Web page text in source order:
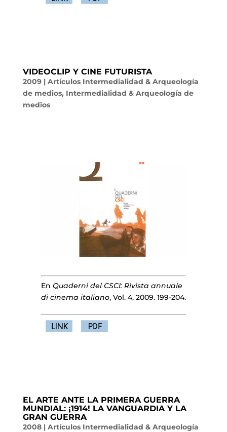
VIDEOCLIP Y CINE FUTURISTA
2009| Artículos Intermedialidad & Arqueología
de medios, Intermedialidad & Arqueología de
medios
En Quaderni del CSCI: Rivista annuale
di cinema italiano, Vol. 4, 2009. 199-204.
EL ARTE ANTE LA PRIMERA GUERRA
MUNDIAL: ¡1914! LA VANGUARDIA Y LA
GRAN GUERRA
2008| Artículos Intermedialidad & Arqueología